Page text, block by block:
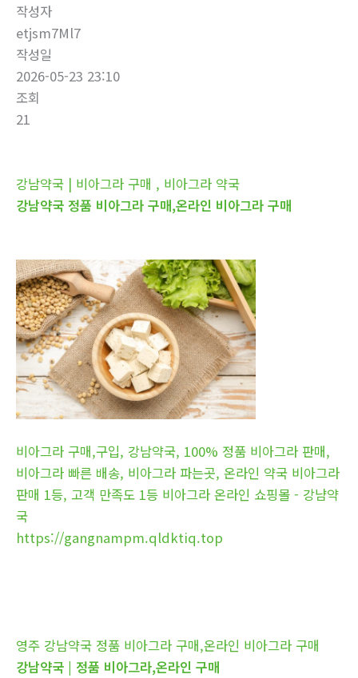
작성자
etjsm7Ml7
작성일
2026-05-23 23:10
조회
21
강남약국 | 비아그라 구매 , 비아그라 약국
강남약국 정품 비아그라 구매,온라인 비아그라 구매
비아그라 구매,구입, 강남약국, 100% 정품 비아그라 판매,
비아그라 빠른 배송, 비아그라 파는곳, 온라인 약국 비아그라
판매 1등, 고객 만족도 1등 비아그라 온라인 쇼핑몰 - 강냠약
국
https://gangnampm.qldktiq.top
영주 강남약국 정품 비아그라 구매,온라인 비아그라 구매
강남약국 | 정품 비아그라,온라인 구매